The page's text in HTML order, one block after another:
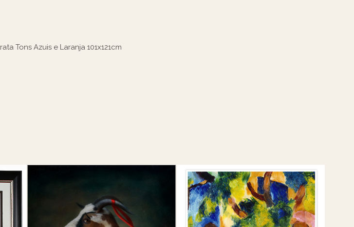
Tons Azuis e Laranja 101x121cm